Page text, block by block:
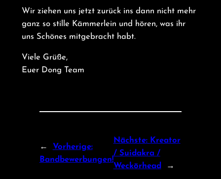
Wir ziehen uns jetzt zurück ins dann nicht mehr
ganz so stille Kämmerlein und hören, was ihr
uns Schönes mitgebracht habt.
Viele Grüße,
Euer Dong Team
←
Vorherige:
Bandbewerbungen!
Nächste: Kreator
/ Suidakra /
Weckörhead
→